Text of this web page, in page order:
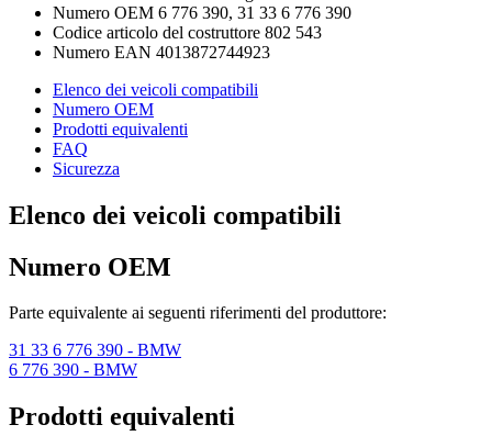
Numero OEM 6 776 390, 31 33 6 776 390
Codice articolo del costruttore 802 543
Numero EAN 4013872744923
Elenco dei veicoli compatibili
Numero OEM
Prodotti equivalenti
FAQ
Sicurezza
Elenco dei veicoli compatibili
Numero OEM
Parte equivalente ai seguenti riferimenti del produttore:
31 33 6 776 390 - BMW
6 776 390 - BMW
Prodotti equivalenti